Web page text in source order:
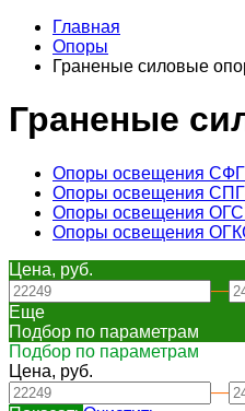
Главная
Опоры
Граненые силовые
Граненые
Опоры освещения СФГ
Опоры освещения СПГ
Опоры освещения ОГС
Опоры освещения
Цена, руб.
—
Еще
Подбор по параметрам
Подбор по параметрам
Цена, руб.
—